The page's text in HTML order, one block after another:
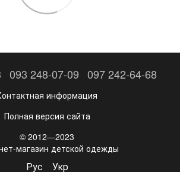
093 248-07-09 097 242-64-68
информация
Полная версия сайта
© 2012—2023
магазин детской одежды
Рус Укр